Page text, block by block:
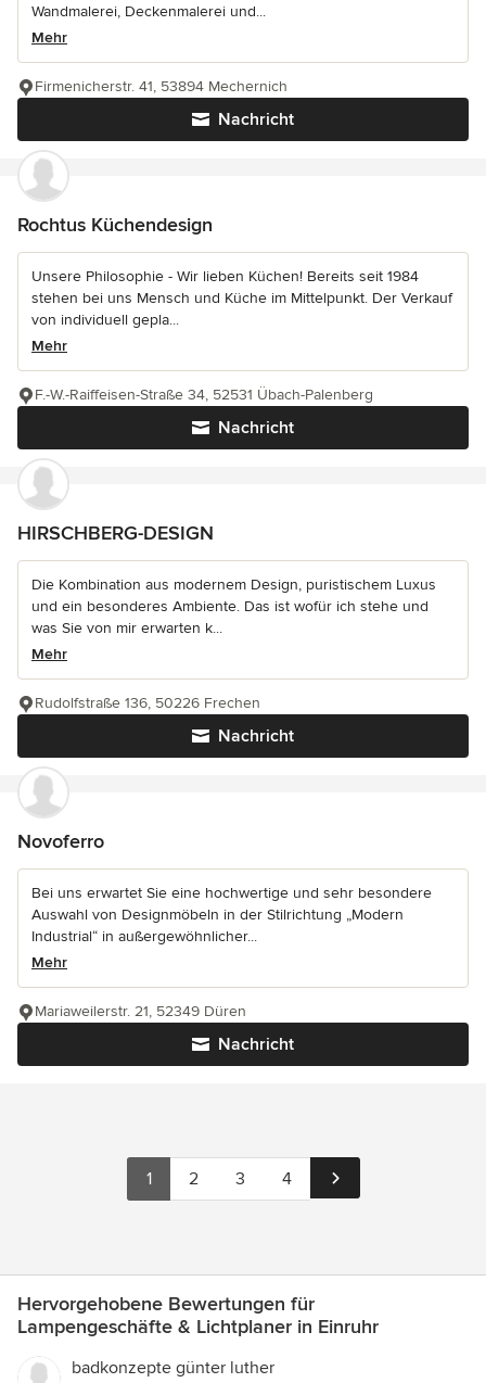
Wandmalerei, Deckenmalerei und...
Mehr
Nachricht
Firmenicherstr. 41, 53894 Mechernich
Rochtus Küchendesign
Unsere Philosophie - Wir lieben Küchen! Bereits seit 1984
stehen bei uns Mensch und Küche im Mittelpunkt. Der Verkauf
von individuell gepla...
Mehr
Nachricht
F.-W.-Raiffeisen-Straße 34, 52531 Übach-Palenberg
HIRSCHBERG-DESIGN
Die Kombination aus modernem Design, puristischem Luxus
und ein besonderes Ambiente. Das ist wofür ich stehe und
was Sie von mir erwarten k...
Mehr
Nachricht
Rudolfstraße 136, 50226 Frechen
Novoferro
Bei uns erwartet Sie eine hochwertige und sehr besondere
Auswahl von Designmöbeln in der Stilrichtung „Modern
Industrial“ in außergewöhnlicher...
Mehr
Nachricht
Mariaweilerstr. 21, 52349 Düren
1 2 3 4
Hervorgehobene Bewertungen für
Lampengeschäfte & Lichtplaner in Einruhr
badkonzepte günter luther